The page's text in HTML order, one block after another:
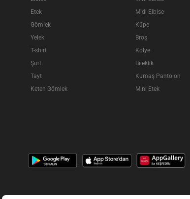
Etek
Gömlek
Yelek
T-shirt
Şort
Tayt
Keten Gömlek
Midi Elbise
Küpe
Broş
Kolye
Bileklik
Kumaş Pantolon
Mini Etek